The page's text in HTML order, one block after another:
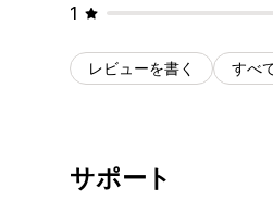
1
レビューを書く すべ
サポート